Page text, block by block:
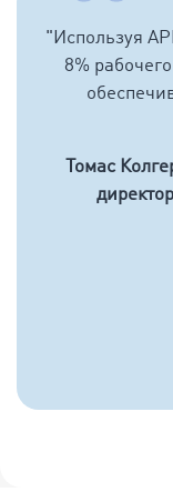
" Используя
8%
Томас